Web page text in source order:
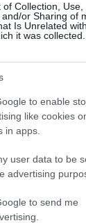
Collection, Use,
or Sharing of
Is Unrelated
it was collected.
to enable
like cookies
in apps.
user data to be
advertising
to send me
a
konszolidált,